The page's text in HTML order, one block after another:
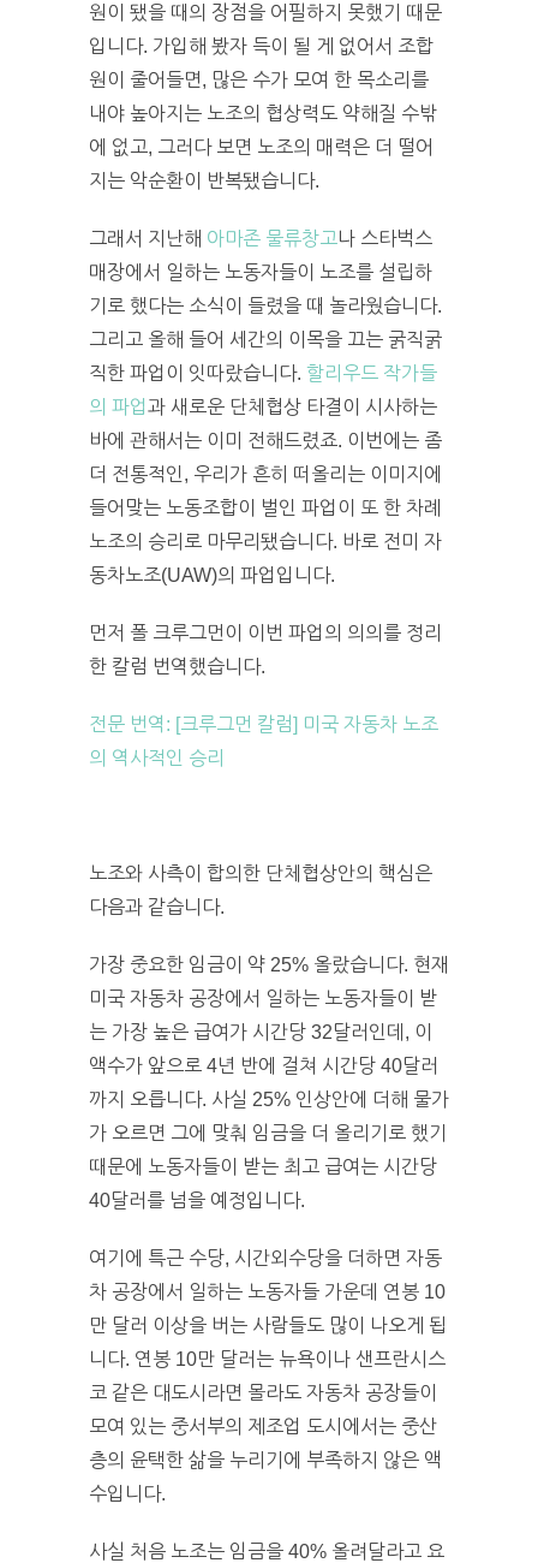
원이 됐을 때의 장점을 어필하지 못했기 때문
입니다. 가입해 봤자 득이 될 게 없어서 조합
원이 줄어들면, 많은 수가 모여 한 목소리를
내야 높아지는 노조의 협상력도 약해질 수밖
에 없고, 그러다 보면 노조의 매력은 더 떨어
지는 악순환이 반복됐습니다.
그래서 지난해 아마존 물류창고나 스타벅스
매장에서 일하는 노동자들이 노조를 설립하
기로 했다는 소식이 들렸을 때 놀라웠습니다.
그리고 올해 들어 세간의 이목을 끄는 굵직굵
직한 파업이 잇따랐습니다. 할리우드 작가들
의 파업과 새로운 단체협상 타결이 시사하는
바에 관해서는 이미 전해드렸죠. 이번에는 좀
더 전통적인, 우리가 흔히 떠올리는 이미지에
들어맞는 노동조합이 벌인 파업이 또 한 차례
노조의 승리로 마무리됐습니다. 바로 전미 자
동차노조(UAW)의 파업입니다.
먼저 폴 크루그먼이 이번 파업의 의의를 정리
한 칼럼 번역했습니다.
전문 번역: [크루그먼 칼럼] 미국 자동차 노조
의 역사적인 승리
노조와 사측이 합의한 단체협상안의 핵심은
다음과 같습니다.
가장 중요한 임금이 약 25% 올랐습니다. 현재
미국 자동차 공장에서 일하는 노동자들이 받
는 가장 높은 급여가 시간당 32달러인데, 이
액수가 앞으로 4년 반에 걸쳐 시간당 40달러
까지 오릅니다. 사실 25% 인상안에 더해 물가
가 오르면 그에 맞춰 임금을 더 올리기로 했기
때문에 노동자들이 받는 최고 급여는 시간당
40달러를 넘을 예정입니다.
여기에 특근 수당, 시간외수당을 더하면 자동
차 공장에서 일하는 노동자들 가운데 연봉 10
만 달러 이상을 버는 사람들도 많이 나오게 됩
니다. 연봉 10만 달러는 뉴욕이나 샌프란시스
코 같은 대도시라면 몰라도 자동차 공장들이
모여 있는 중서부의 제조업 도시에서는 중산
층의 윤택한 삶을 누리기에 부족하지 않은 액
수입니다.
사실 처음 노조는 임금을 40% 올려달라고 요